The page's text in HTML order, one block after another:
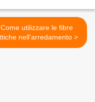
Come utilizzare le fibre
ottiche nell'arredamento >